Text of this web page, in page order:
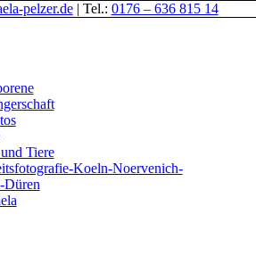
pelzer.de| Tel.: 0176 – 636 815 14
Tiere
Koeln-Noervenich-
Düren